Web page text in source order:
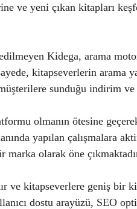
ve yeni çıkan kitapları
Kidega, arama
kitapseverlerin arama
sunduğu indirim
olmanın ötesine
yapılan çalışmalara
marka olarak öne
ve kitapseverlere geniş bir
dostu arayüzü, SEO